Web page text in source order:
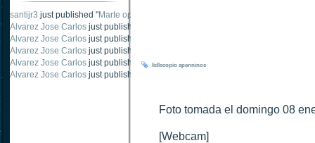
santijr3 just published "Marte oposición 2020
Alvarez Jose Carlos just published "
Alvarez Jose Carlos just published "
Alvarez Jose Carlos just published "
Alvarez Jose Carlos just published "Oposición Marte 28 Octubre 2020
Alvarez Jose Carlos just published "
lidlscopio apenninos
Foto tomada el domingo 08
[Webcam]